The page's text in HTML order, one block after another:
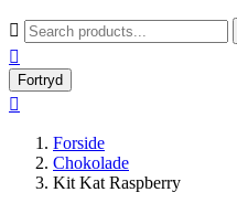


Fortryd

Forside
Chokolade
Kit Kat Raspberry